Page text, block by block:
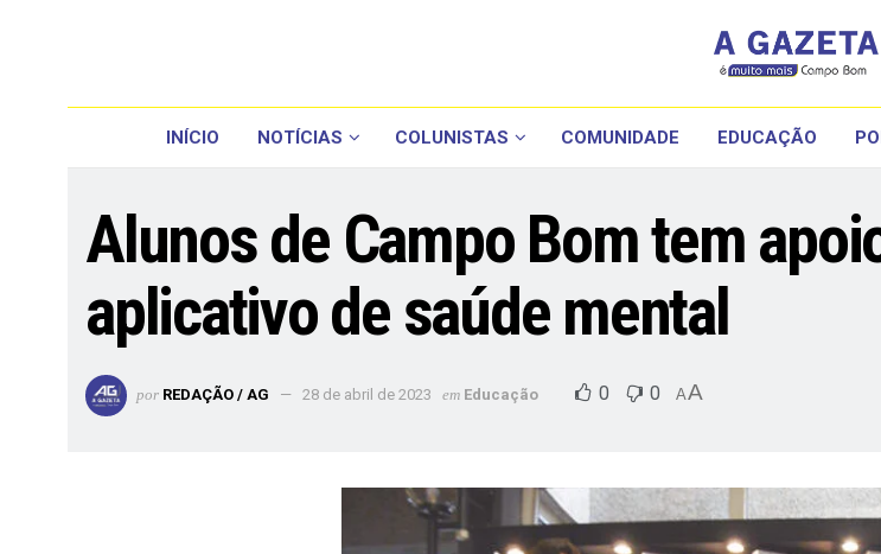
INÍCIO NOTÍCIAS COLUNISTAS COMUNIDADE EDUCAÇÃO
Alunos de Campo Bom tem
aplicativo de saúde mental
por REDAÇÃO / AG 28 de abril de 2023 em Educação 0 0 AA